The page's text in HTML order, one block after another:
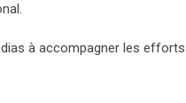
à accompagner les